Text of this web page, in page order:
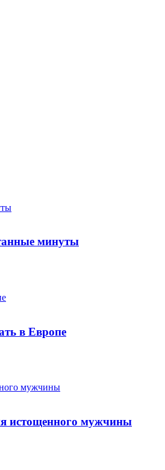
минуты
в Европе
истощенного мужчины